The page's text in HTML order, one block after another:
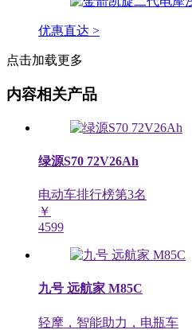
优惠直达 >
点击加载更多
内容相关产品
绿源S70 72V26Ah
电动车排行榜第3名
￥
4599
九号 远航家 M85C
轻摩，智能助力，电瓶车